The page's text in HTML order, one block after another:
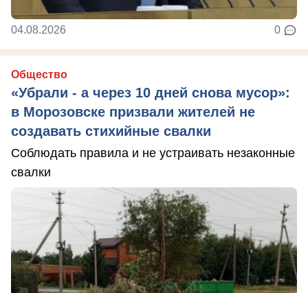
04.08.2026 0
Общество
«Убрали - а через 10 дней снова мусор»:
в Морозовске призвали жителей не
создавать стихийные свалки
Соблюдать правила и не устраивать незаконные
свалки